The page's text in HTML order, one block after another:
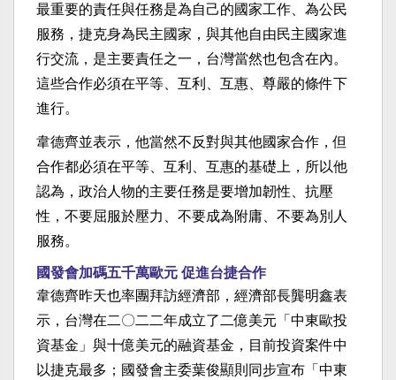
最重要的責任與任務是為自己的國家工作、為公民
服務，捷克身為民主國家，與其他自由民主國家進
行交流，是主要責任之一，台灣當然也包含在內。
這些合作必須在平等、互利、互惠、尊嚴的條件下
進行。
韋德齊並表示，他當然不反對與其他國家合作，但
合作都必須在平等、互利、互惠的基礎上，所以他
認為，政治人物的主要任務是要增加韌性、抗壓
性，不要屈服於壓力、不要成為附庸、不要為別人
服務。
國發會加碼五千萬歐元 促進台捷合作
韋德齊昨天也率團拜訪經濟部，經濟部長龔明鑫表
示，台灣在二〇二二年成立了二億美元「中東歐投
資基金」與十億美元的融資基金，目前投資案件中
以捷克最多；國發會主委葉俊顯則同步宣布「中東